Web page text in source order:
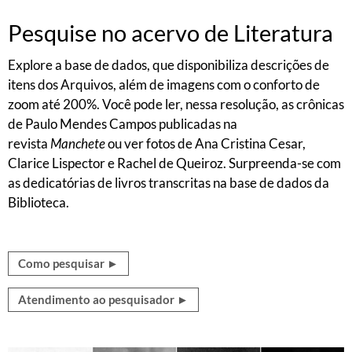
Pesquise no acervo de Literatura
Explore a base de dados, que disponibiliza descrições de
itens dos Arquivos, além de imagens com o conforto de
zoom até 200%. Você pode ler, nessa resolução, as crônicas
de Paulo Mendes Campos publicadas na
revista Mancheteou ver fotos de Ana Cristina Cesar,
Clarice Lispector e Rachel de Queiroz. Surpreenda-se com
as dedicatórias de livros transcritas na base de dados da
Biblioteca.
Como pesquisar ►
Atendimento ao pesquisador ►